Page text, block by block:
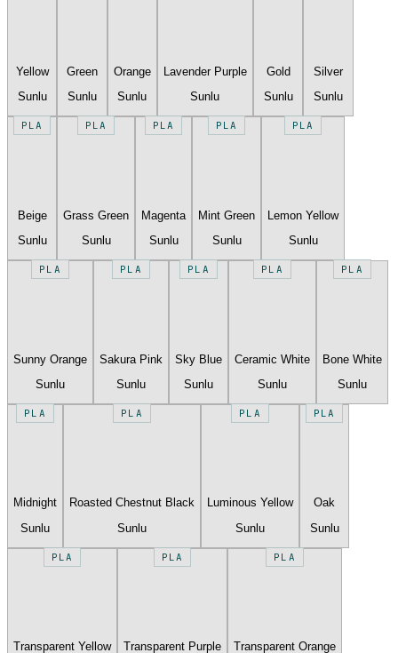
Yellow
Sunlu
Green
Sunlu
Orange
Sunlu
Lavender Purple
Sunlu
Gold
Sunlu
Silver
Sunlu
PLA
Beige
Sunlu
PLA
Grass Green
Sunlu
PLA
Magenta
Sunlu
PLA
Mint Green
Sunlu
PLA
Lemon Yellow
Sunlu
PLA
Sunny Orange
Sunlu
PLA
Sakura Pink
Sunlu
PLA
Sky Blue
Sunlu
PLA
Ceramic White
Sunlu
PLA
Bone White
Sunlu
PLA
Midnight
Sunlu
PLA
Roasted Chestnut Black
Sunlu
PLA
Luminous Yellow
Sunlu
PLA
Oak
Sunlu
PLA
Transparent Yellow
PLA
Transparent Purple
PLA
Transparent Orange